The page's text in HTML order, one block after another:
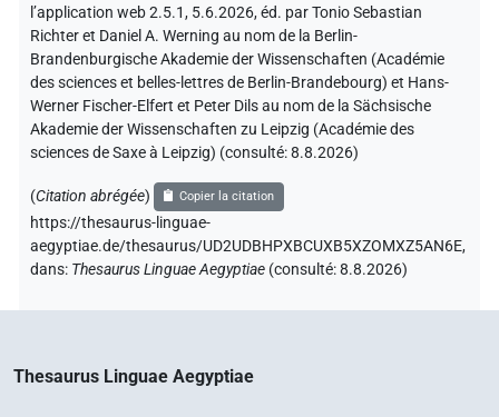
l’application web 2.5.1, 5.6.2026, éd. par Tonio Sebastian
Richter et Daniel A. Werning au nom de la Berlin-
Brandenburgische Akademie der Wissenschaften (Académie
des sciences et belles-lettres de Berlin-Brandebourg) et Hans-
Werner Fischer-Elfert et Peter Dils au nom de la Sächsische
Akademie der Wissenschaften zu Leipzig (Académie des
sciences de Saxe à Leipzig) (consulté:8.8.2026)
(Citation abrégée) Copier la citation
https://thesaurus-linguae-
aegyptiae.de/thesaurus/UD2UDBHPXBCUXB5XZOMXZ5AN6E,
dans: Thesaurus Linguae Aegyptiae (consulté:8.8.2026)
Thesaurus Linguae Aegyptiae